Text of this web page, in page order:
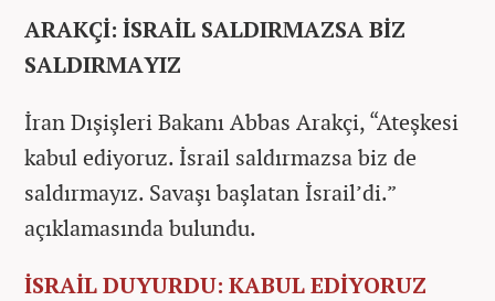
ARAKÇİ: İSRAİL SALDIRMAZSA BİZ
SALDIRMAYIZ
İran Dışişleri Bakanı Abbas Arakçi, “Ateşkesi
kabul ediyoruz. İsrail saldırmazsa biz de
saldırmayız. Savaşı başlatan İsrail’di.”
açıklamasında bulundu.
İSRAİL DUYURDU: KABUL EDİYORUZ